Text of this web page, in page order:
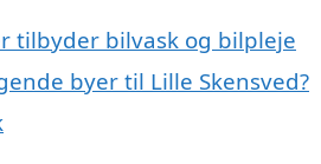
tilbyder bilvask og bilpleje
byer til Lille Skensved?